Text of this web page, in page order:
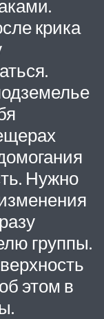
крика
Нужно
группы.
этом в